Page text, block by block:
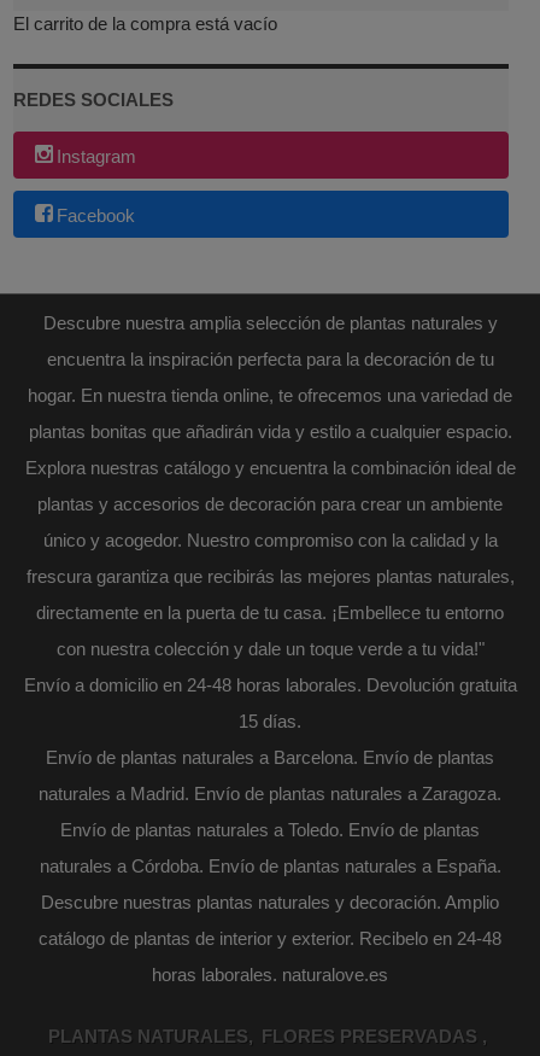
El carrito de la compra está vacío
REDES SOCIALES
Instagram
Facebook
Descubre nuestra amplia selección de plantas naturales y
encuentra la inspiración perfecta para la decoración de tu
hogar. En nuestra tienda online, te ofrecemos una variedad de
plantas bonitas que añadirán vida y estilo a cualquier espacio.
Explora nuestras catálogo y encuentra la combinación ideal de
plantas y accesorios de decoración para crear un ambiente
único y acogedor. Nuestro compromiso con la calidad y la
frescura garantiza que recibirás las mejores plantas naturales,
directamente en la puerta de tu casa. ¡Embellece tu entorno
con nuestra colección y dale un toque verde a tu vida!"
Envío a domicilio en 24-48 horas laborales. Devolución gratuita
15 días.
Envío de plantas naturales a Barcelona. Envío de plantas
naturales a Madrid. Envío de plantas naturales a Zaragoza.
Envío de plantas naturales a Toledo. Envío de plantas
naturales a Córdoba. Envío de plantas naturales a España.
Descubre nuestras plantas naturales y decoración. Amplio
catálogo de plantas de interior y exterior. Recibelo en 24-48
horas laborales. naturalove.es
PLANTAS NATURALES
FLORES PRESERVADAS